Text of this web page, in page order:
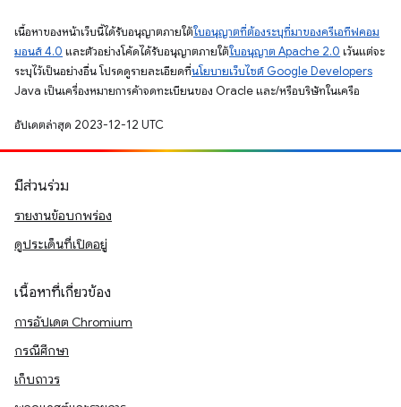
เนื้อหาของหน้าเว็บนี้ได้รับอนุญาตภายใต้ใบอนุญาตที่ต้องระบุที่มาของครีเอทีฟคอม
มอนส์ 4.0 และตัวอย่างโค้ดได้รับอนุญาตภายใต้ใบอนุญาต Apache 2.0 เว้นแต่จะ
ระบุไว้เป็นอย่างอื่น โปรดดูรายละเอียดที่นโยบายเว็บไซต์ Google Developers
Java เป็นเครื่องหมายการค้าจดทะเบียนของ Oracle และ/หรือบริษัทในเครือ
อัปเดตล่าสุด 2023-12-12 UTC
มีส่วนร่วม
รายงานข้อบกพร่อง
ดูประเด็นที่เปิดอยู่
เนื้อหาที่เกี่ยวข้อง
การอัปเดต Chromium
กรณีศึกษา
เก็บถาวร